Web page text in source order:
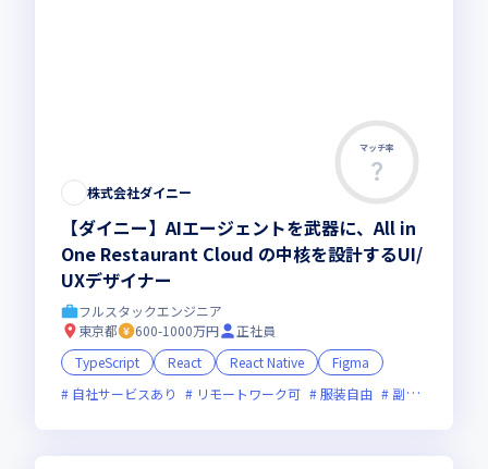
マッチ率
株式会社ダイニー
【ダイニー】AIエージェントを武器に、All in
One Restaurant Cloud の中核を設計するUI/
UXデザイナー
フルスタックエンジニア
東京都
600-1000万円
正社員
TypeScript
React React Native
Figma
自社サービスあり
リモートワーク可 服装自由 副業可